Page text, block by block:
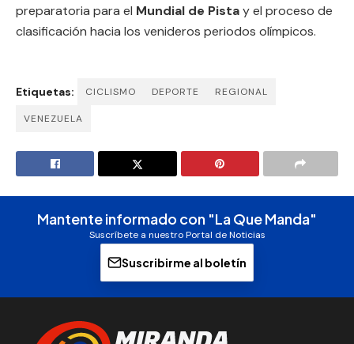
preparatoria para el Mundial de Pistay el proceso de
clasificación hacia los venideros periodos olímpicos.
Etiquetas: CICLISMO DEPORTE REGIONAL
VENEZUELA
Mantente informado con "La Que Manda"
Suscríbete a nuestro Portal de Noticias
Suscribirme al boletín